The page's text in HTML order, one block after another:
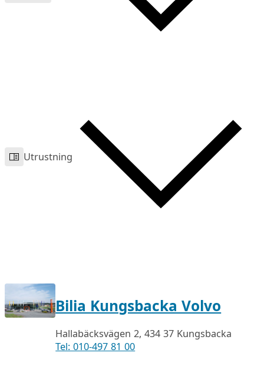
Utrustning
Bilia Kungsbacka Volvo
Hallabäcksvägen 2, 434 37 Kungsbacka
Tel: 010-497 81 00